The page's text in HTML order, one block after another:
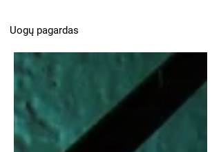
Uogų pagardas